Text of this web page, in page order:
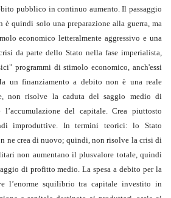
pubblico in continuo aumento. Il passaggio
è quindi solo una preparazione alla guerra, ma
economico letteralmente aggressivo e una
da parte dello Stato nella fase imperialista,
programmi di stimolo economico, anch'essi
un finanziamento a debito non è una reale
non risolve la caduta del saggio medio di
del capitale. Crea piuttosto
improduttive. In termini teorici: lo Stato
ne crea di nuovo; quindi, non risolve la crisi di
non aumentano il plusvalore totale, quindi
di profitto medio. La spesa a debito per la
l’enorme squilibrio tra capitale investito in